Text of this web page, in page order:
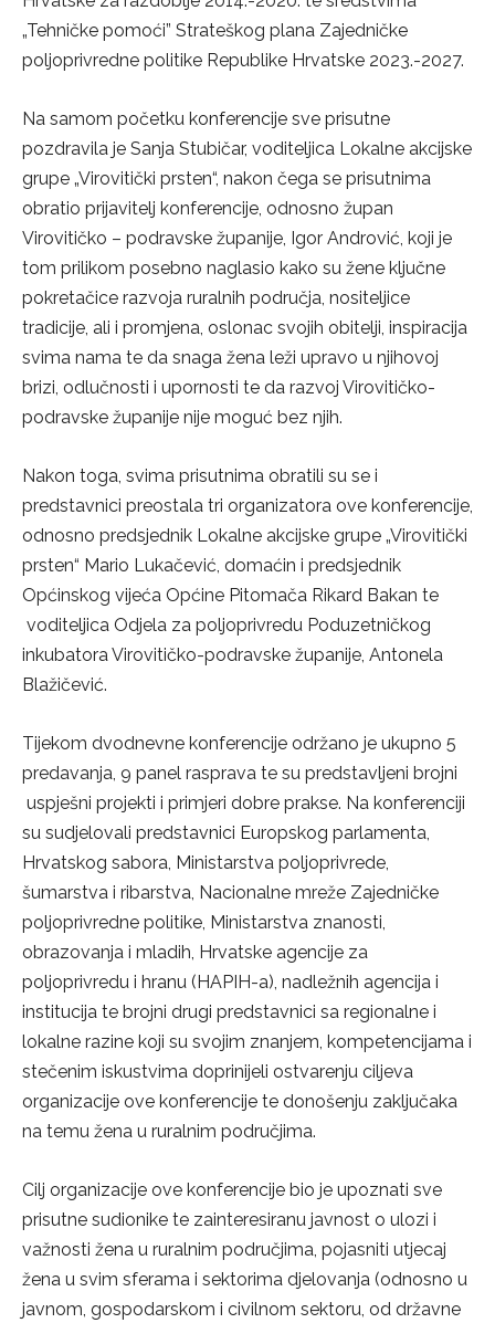
„Tehničke pomoći” Strateškog plana Zajedničke
poljoprivredne politike Republike Hrvatske 2023.-2027.
Na samom početku konferencije sve prisutne
pozdravila je Sanja Stubičar, voditeljica Lokalne akcijske
grupe „Virovitički prsten“, nakon čega se prisutnima
obratio prijavitelj konferencije, odnosno župan
Virovitičko – podravske županije, Igor Andrović, koji je
tom prilikom posebno naglasio kako su žene ključne
pokretačice razvoja ruralnih područja, nositeljice
tradicije, ali i promjena, oslonac svojih obitelji, inspiracija
svima nama te da snaga žena leži upravo u njihovoj
brizi, odlučnosti i upornosti te da razvoj Virovitičko-
podravske županije nije moguć bez njih.
Nakon toga, svima prisutnima obratili su se i
predstavnici preostala tri organizatora ove konferencije,
odnosno predsjednik Lokalne akcijske grupe „Virovitički
prsten“ Mario Lukačević, domaćin i predsjednik
Općinskog vijeća Općine Pitomača Rikard Bakan te
voditeljica Odjela za poljoprivredu Poduzetničkog
inkubatora Virovitičko-podravske županije, Antonela
Blažičević.
Tijekom dvodnevne konferencije održano je ukupno 5
predavanja, 9 panel rasprava te su predstavljeni brojni
uspješni projekti i primjeri dobre prakse. Na konferenciji
su sudjelovali predstavnici Europskog parlamenta,
Hrvatskog sabora, Ministarstva poljoprivrede,
šumarstva i ribarstva, Nacionalne mreže Zajedničke
poljoprivredne politike, Ministarstva znanosti,
obrazovanja i mladih, Hrvatske agencije za
poljoprivredu i hranu (HAPIH-a), nadležnih agencija i
institucija te brojni drugi predstavnici sa regionalne i
lokalne razine koji su svojim znanjem, kompetencijama i
stečenim iskustvima doprinijeli ostvarenju ciljeva
organizacije ove konferencije te donošenju zaključaka
na temu žena u ruralnim područjima.
Cilj organizacije ove konferencije bio je upoznati sve
prisutne sudionike te zainteresiranu javnost o ulozi i
važnosti žena u ruralnim područjima, pojasniti utjecaj
žena u svim sferama i sektorima djelovanja (odnosno u
javnom, gospodarskom i civilnom sektoru, od državne